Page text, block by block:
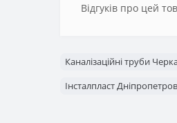
Відгуків про цей
Каналізаційні труби
Інсталпласт